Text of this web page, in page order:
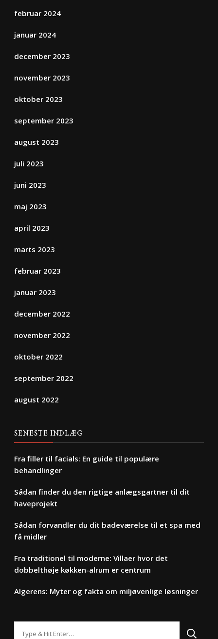
februar 2024
januar 2024
december 2023
november 2023
oktober 2023
september 2023
august 2023
juli 2023
juni 2023
maj 2023
april 2023
marts 2023
februar 2023
januar 2023
december 2022
november 2022
oktober 2022
september 2022
august 2022
SENESTE INDLÆG
Fra filler til facials: En guide til populære
behandlinger
Sådan finder du den rigtige anlægsgartner til dit
haveprojekt
Sådan forvandler du dit badeværelse til et spa med
få midler
Fra traditionel til moderne: Villaer hvor det
dobbelthøje køkken-alrum er centrum
Algerens: Myter og fakta om miljøvenlige løsninger